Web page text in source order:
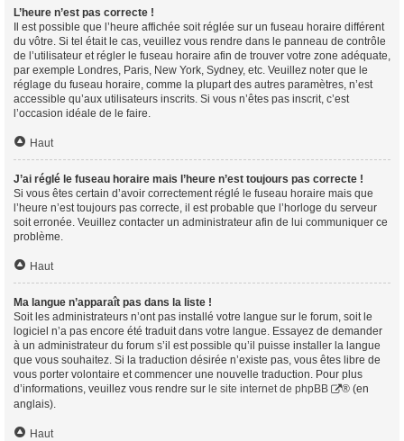
L’heure n’est pas correcte !
Il est possible que l’heure affichée soit réglée sur un fuseau horaire différent
du vôtre. Si tel était le cas, veuillez vous rendre dans le panneau de contrôle
de l’utilisateur et régler le fuseau horaire afin de trouver votre zone adéquate,
par exemple Londres, Paris, New York, Sydney, etc. Veuillez noter que le
réglage du fuseau horaire, comme la plupart des autres paramètres, n’est
accessible qu’aux utilisateurs inscrits. Si vous n’êtes pas inscrit, c’est
l’occasion idéale de le faire.
Haut
J’ai réglé le fuseau horaire mais l’heure n’est toujours pas correcte !
Si vous êtes certain d’avoir correctement réglé le fuseau horaire mais que
l’heure n’est toujours pas correcte, il est probable que l’horloge du serveur
soit erronée. Veuillez contacter un administrateur afin de lui communiquer ce
problème.
Haut
Ma langue n’apparaît pas dans la liste !
Soit les administrateurs n’ont pas installé votre langue sur le forum, soit le
logiciel n’a pas encore été traduit dans votre langue. Essayez de demander
à un administrateur du forum s’il est possible qu’il puisse installer la langue
que vous souhaitez. Si la traduction désirée n’existe pas, vous êtes libre de
vous porter volontaire et commencer une nouvelle traduction. Pour plus
d’informations, veuillez vous rendre sur le site internet de phpBB
® (en
anglais).
Haut